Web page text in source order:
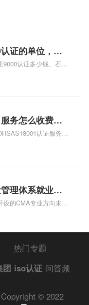
全运维服务资质的费
查看下方正文！
证的单位，石
公司
9000认证多少钱、石家
、石家庄9000认证
务怎么收费，
证服务怎么收
认证服务中
ISO9000认证，哪个
系认证知识，详情可
理体系就业方
认证就业方向
设的CMA专业方向未来
何、cma就业方向有
、大学生考完cma，就
体系认证知识，详情
热门专题
团 iso认证 问答频
© 2022